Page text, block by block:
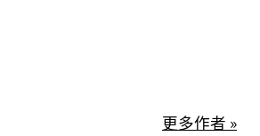
更多作者 »